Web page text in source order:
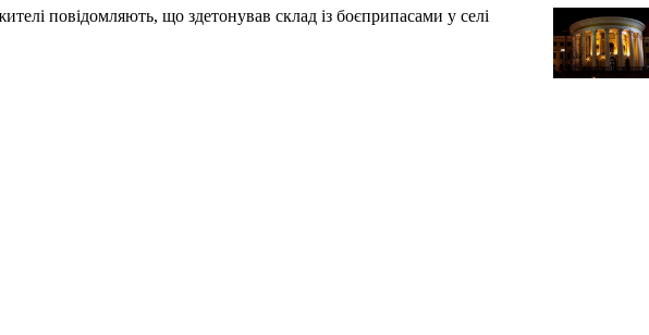
повідомляють, що здетонував склад із боєприпасами у селі